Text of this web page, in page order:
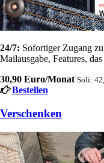
24/7: Sofortiger Zugang
Mailausgabe, Features,
30,90 Euro/Monat Soli:
Bestellen
Verschenken